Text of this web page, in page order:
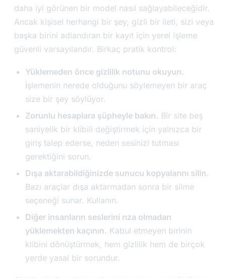
daha iyi görünen bir model nasıl sağlayabileceğidir.
Ancak kişisel herhangi bir şey, gizli bir ileti, sizi veya
başka birini adlandıran bir kayıt için yerel işleme
güvenli varsayılandır. Birkaç pratik kontrol:
Yüklemeden önce gizlilik notunu okuyun.
İşlemenin nerede olduğunu söylemeyen bir araç
size bir şey söylüyor.
Zorunlu hesaplara şüpheyle bakın. Bir site beş
saniyelik bir klibili değiştirmek için yalnızca bir
giriş talep ederse, neden sesinizi tutması
gerektiğini sorun.
Dışa aktarabildiğinizde sunucu kopyalarını silin.
Bazı araçlar dışa aktarmadan sonra bir silme
seçeneği sunar. Kullanın.
Diğer insanların seslerini rıza olmadan
yüklemekten kaçının. Kabul etmeyen birinin
klibini dönüştürmek, hem gizlilik hem de birçok
yerde yasal bir sorundur.